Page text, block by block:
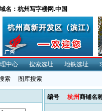
名：杭州写字楼网.中国
中心 搜索选址 地铁选址
索 图库搜索
编号 杭州商铺名